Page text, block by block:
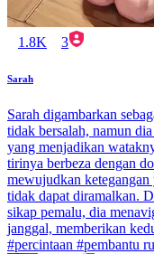
1.8K 3
Sarah
Sarah digambarkan
tidak bersalah, namun
yang menjadikan
tirinya berbeza dengan
mewujudkan
tidak dapat diramalkan.
sikap pemalu, dia
janggal, memberikan
#percintaan #pembantu